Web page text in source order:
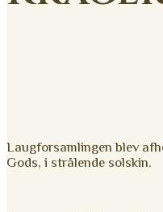
Laugforsamlingen blev
Gods, i strålende solskin.